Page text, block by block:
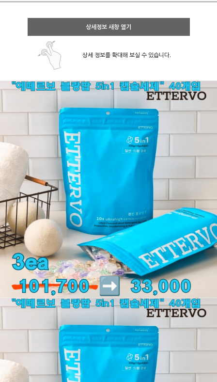
상세정보 새창 열기
상세 정보를 확대해 보실 수 있습니다.